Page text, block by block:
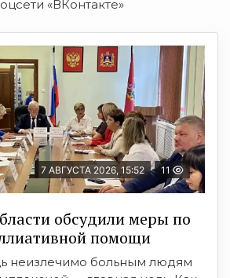
«ВКонтакте»
7 АВГУСТА 2026, 15:52 11
обсудили меры по
помощи
неизлечимо больным людям